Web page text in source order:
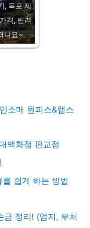
, 목포 제
격, 반려
나요~
소매 원피스&랩스
백화점 판교점
를 쉽게 하는 방법
금 정리! (엄지, 부처